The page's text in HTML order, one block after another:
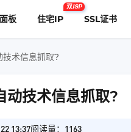
板 住宅IP
双ISP
SSL证书
术信息抓取?
动技术信息抓取?
13:37阅读量：1163